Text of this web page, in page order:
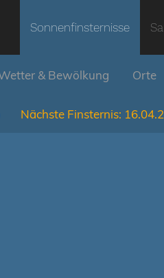
Sonnenfinsternisse
& Bewölkung Orte
Nächste Finsternis: